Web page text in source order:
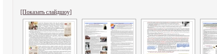
[Показать слайдшоу]